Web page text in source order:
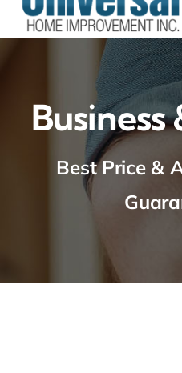
Business
Best Price &